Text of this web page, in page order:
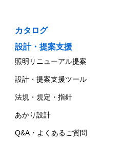
カタログ
設計・提案支援
照明リニューアル提案
設計・提案支援ツール
法規・規定・指針
あかり設計
Q&A・よくあるご質問